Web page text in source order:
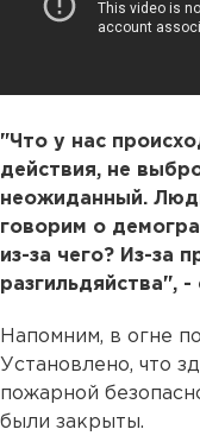
"Что у нас
действия, не
неожиданный.
говорим о
из-за чего? Из-за
разгильдяйства", -
Напомним, в огне
Установлено, что
пожарной
были закрыты.